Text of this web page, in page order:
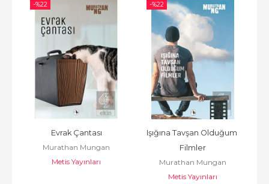
-%22
Evrak Çantası
Murathan Mungan
Metis Yayınları
-%22
Işığına Tavşan Olduğum
Filmler
Murathan Mungan
Metis Yayınları